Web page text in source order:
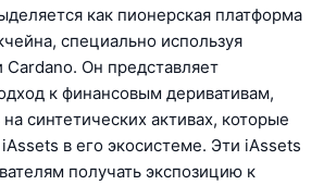
как пионерская платформа
специально используя
Он представляет
к финансовым деривативам,
синтетических активах, которые
в его экосистеме. Эти iAssets
получать экспозицию к